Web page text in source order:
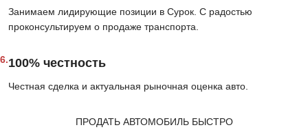
Занимаем лидирующие позиции в Сурок. С радостью
проконсультируем о продаже транспорта.
6.100% честность
Честная сделка и актуальная рыночная оценка авто.
ПРОДАТЬ АВТОМОБИЛЬ БЫСТРО